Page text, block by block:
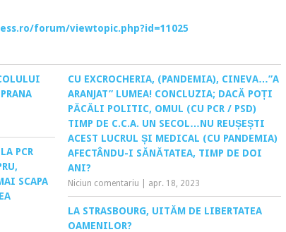
forum/viewtopic.php?id=11025
CU EXCROCHERIA, (PANDEMIA), CINEVA…”A
ARANJAT” LUMEA! CONCLUZIA; DACĂ POȚI
PĂCĂLI POLITIC, OMUL (CU PCR / PSD)
TIMP DE C.C.A. UN SECOL…NU REUȘEȘTI
ACEST LUCRUL ȘI MEDICAL (CU PANDEMIA)
AFECTÂNDU-I SĂNĂTATEA, TIMP DE DOI
ANI?
Niciun comentariu apr. 18, 2023
PCR
SCAPA
LA STRASBOURG, UITĂM DE LIBERTATEA
OAMENILOR?